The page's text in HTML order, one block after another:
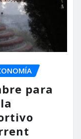
para